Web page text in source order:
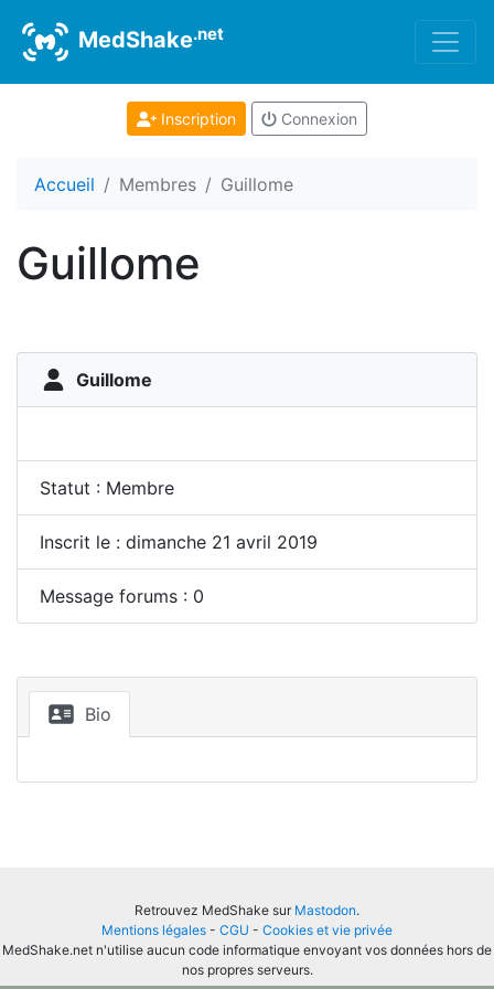
MedShake.net
Inscription Connexion
Accueil Membres Guillome
Guillome
Guillome
Statut : Membre
Inscrit le : dimanche 21 avril 2019
Message forums : 0
Bio
Retrouvez MedShake sur Mastodon.
Mentions légales - CGU - Cookies et vie privée
MedShake.net n'utilise aucun code informatique envoyant vos données hors de
nos propres serveurs.